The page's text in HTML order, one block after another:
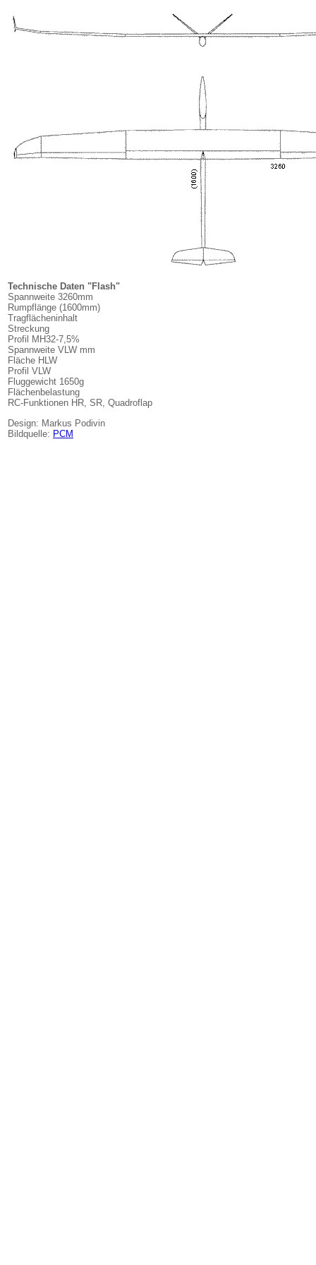
Technische Daten "Flash"
Spannweite 3260mm
Rumpflänge (1600mm)
Tragflächeninhalt
Streckung
Profil MH32-7,5%
Spannweite VLW mm
Fläche HLW
Profil VLW
Fluggewicht 1650g
Flächenbelastung
RC-Funktionen HR, SR, Quadroflap
Design: Markus Podivin
Bildquelle: PCM